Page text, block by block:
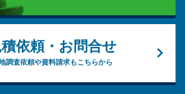
積依頼・お問合せ
調査依頼や資料請求もこちらから